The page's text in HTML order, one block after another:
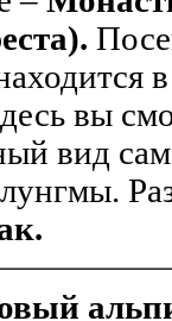
вы
вид